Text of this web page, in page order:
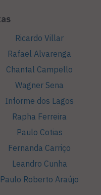
Ricardo Villar
Rafael Alvarenga
Chantal Campello
Wagner Sena
Informe dos Lagos
Rapha Ferreira
Paulo Cotias
Fernanda Carriço
Leandro Cunha
Paulo Roberto Araújo